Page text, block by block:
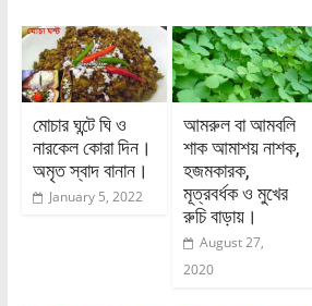
মোচার ঘন্টে ঘি ও
নারকেল কোরা দিন।
অমৃত স্বাদ বানান।
January 5, 2022
আমরুল বা আমবলি
শাক আমাশয় নাশক,
হজমকারক,
মূত্রবর্ধক ও মুখের
রুচি বাড়ায়।
August 27,
2020